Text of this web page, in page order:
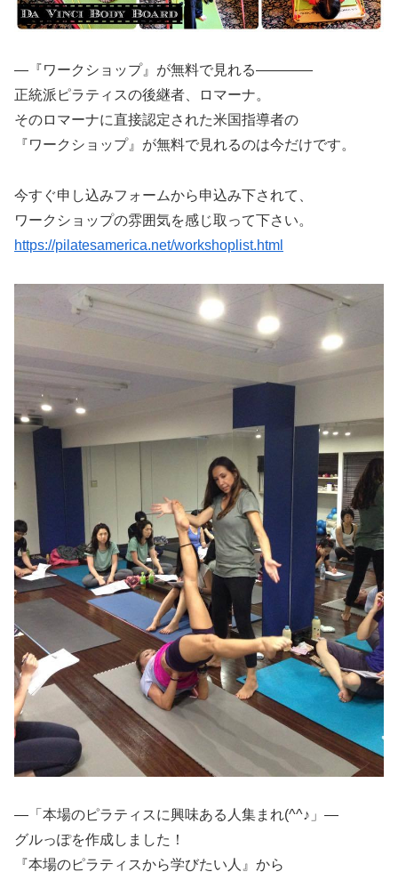
—『ワークショップ』が無料で見れる————
正統派ピラティスの後継者、ロマーナ。
そのロマーナに直接認定された米国指導者の
『ワークショップ』が無料で見れるのは今だけです。
今すぐ申し込みフォームから申込み下されて、
ワークショップの雰囲気を感じ取って下さい。
https://pilatesamerica.net/workshoplist.html
—「本場のピラティスに興味ある人集まれ(^^♪」—
グルっぽを作成しました！
『本場のピラティスから学びたい人』から